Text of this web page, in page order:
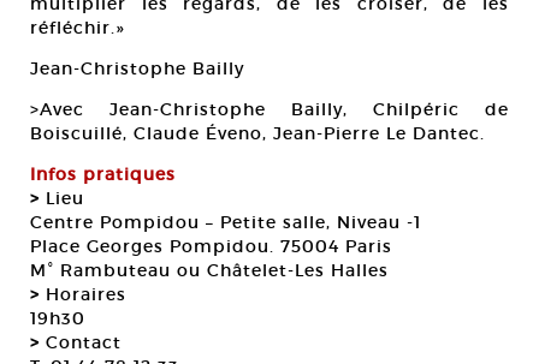
réfléchir.»
Jean-Christophe Bailly
>Avec Jean-Christophe Bailly, Chilpéric de
Boiscuillé, Claude Éveno, Jean-Pierre Le Dantec.
Infos pratiques
> Lieu
Centre Pompidou – Petite salle, Niveau -1
Place Georges Pompidou. 75004 Paris
M° Rambuteau ou Châtelet-Les Halles
> Horaires
19h30
> Contact